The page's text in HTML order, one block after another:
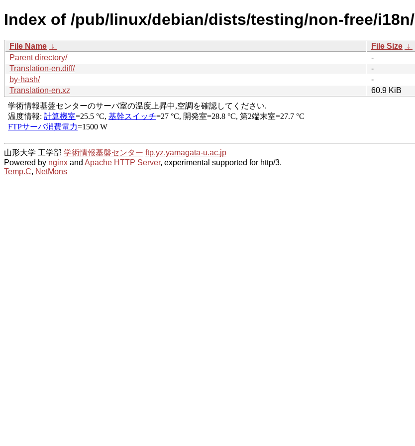
Index of /pub/linux/debian/dists/testing/non-free/i18n/
File Name ↓ File Size ↓
Parent directory/
-
Translation-en.diff/
-
by-hash/
-
Translation-en.xz
60.9 KiB
山形大学 工学部 学術情報基盤センター ftp.yz.yamagata-u.ac.jp
Powered by nginx and Apache HTTP Server, experimental supported for http/3.
Temp.C, NetMons